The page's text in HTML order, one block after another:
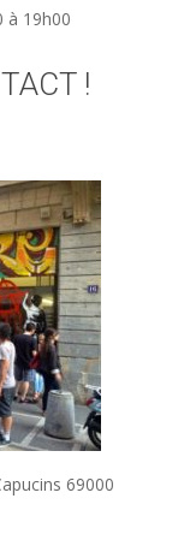
à 19h00
!
69000